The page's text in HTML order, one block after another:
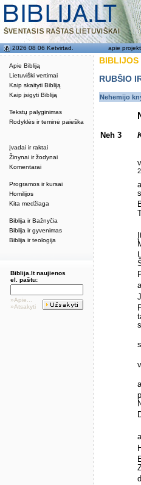
Apie Bibliją
Lietuviški vertimai
Kaip skaityti Bibliją
Kaip įsigyti Bibliją
Tekstų palyginimas
Rodyklės ir teminė paieška
Įvadai ir raktai
Žinynai ir žodynai
Komentarai
Programos ir kursai
Homilijos
Kita medžiaga
Biblija ir Bažnyčia
Biblija ir gyvenimas
Biblija ir teologija
2026 08 06 Ketvirtad. apie
Biblija.lt naujienos
el. paštu:
»Apie...
»Atsakyti
BIBLIJOS
RUBŠIO
Nehemijo
Neh 3
2